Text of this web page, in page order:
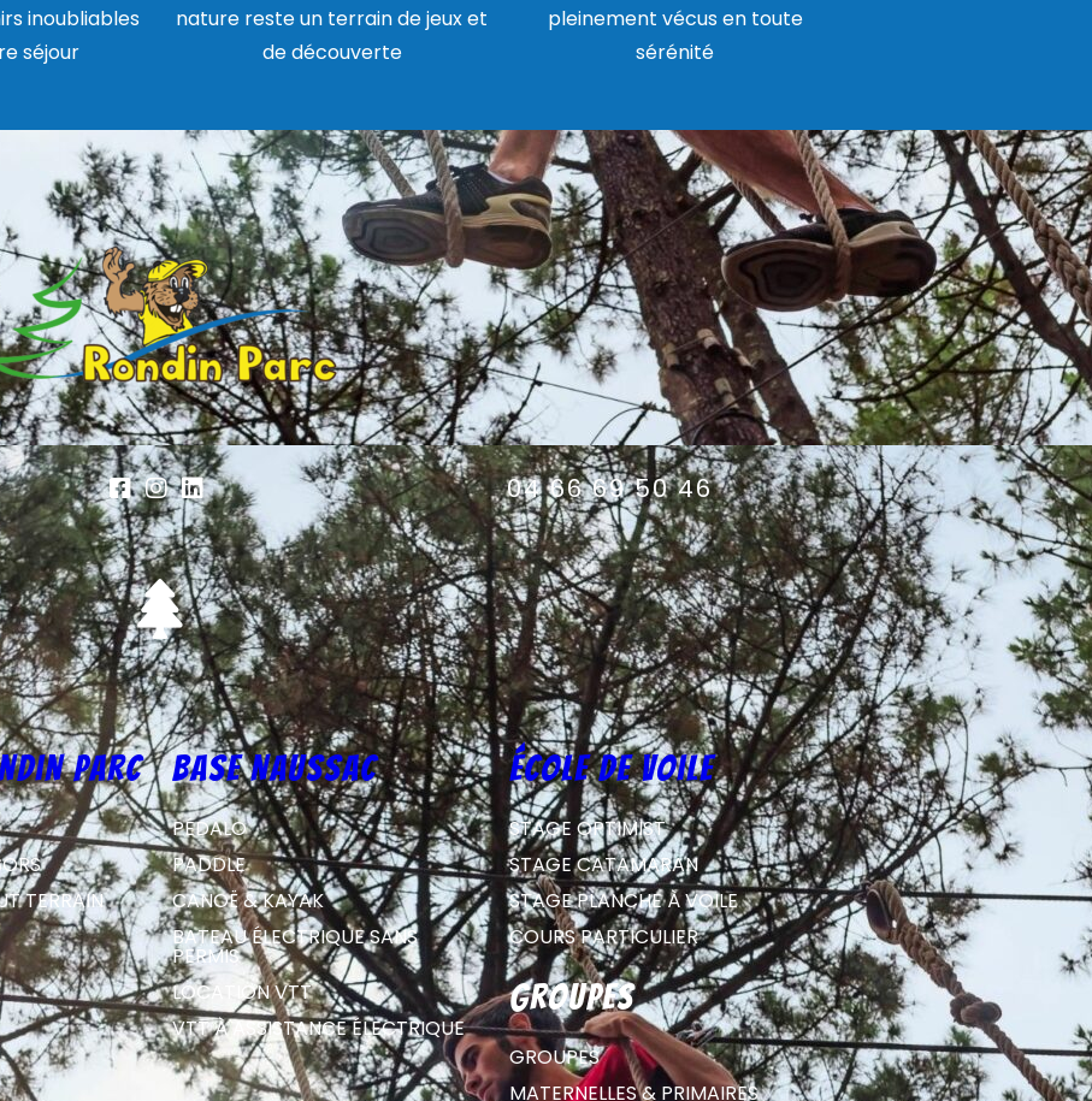
inoubliables
séjour
nature reste un terrain de jeux et
de découverte
pleinement vécus en toute
sérénité
04 66 69 50 46
parc
TERRAIN
Base Naussac
PÉDALO
PADDLE
CANOË & KAYAK
BATEAU ÉLECTRIQUE SANS
PERMIS
LOCATION VTT
VTT À ASSISTANCE ÉLECTRIQUE
école de voile
STAGE OPTIMIST
STAGE CATAMARAN
STAGE PLANCHE À VOILE
COURS PARTICULIER
groupes
GROUPES
MATERNELLES & PRIMAIRES